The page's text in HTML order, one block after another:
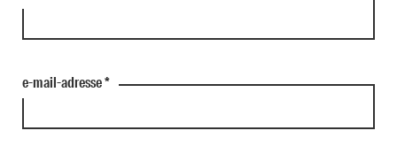
e-mail-adresse*